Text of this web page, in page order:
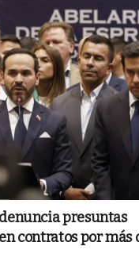
presuntas
contratos por más